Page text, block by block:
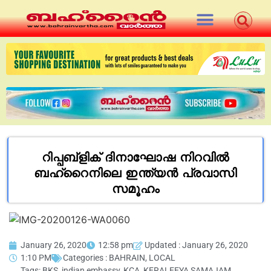
റിപ്പബ്ളിക് ദിനാഘോഷ നിറവിൽ
ബഹ്റൈനിലെ ഇന്ത്യൻ പ്രവാസി
സമൂഹം
January 26, 2020 12:58 pm
Updated : January 26, 2020
1:10 PM
Categories : BAHRAIN, LOCAL